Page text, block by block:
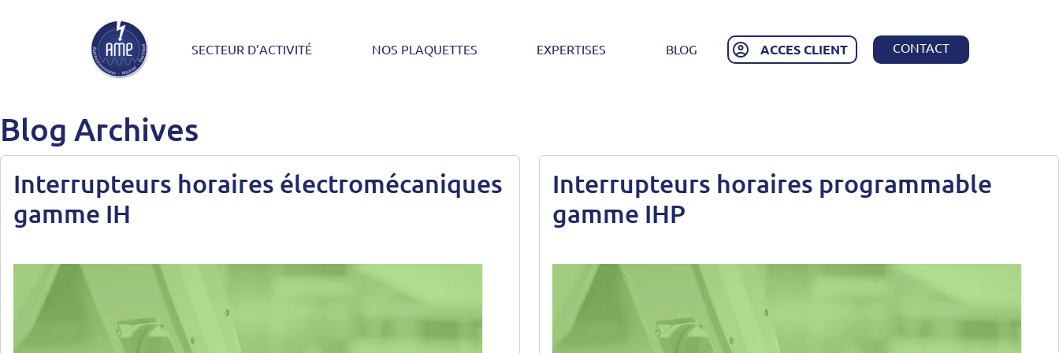
SECTEUR D’ACTIVITÉ NOS PLAQUETTES EXPERTISES BLOG ACCES CLIENT CONTACT
Blog Archives
Interrupteurs horaires électromécaniques
gamme IH
Interrupteurs horaires programmable
gamme IHP